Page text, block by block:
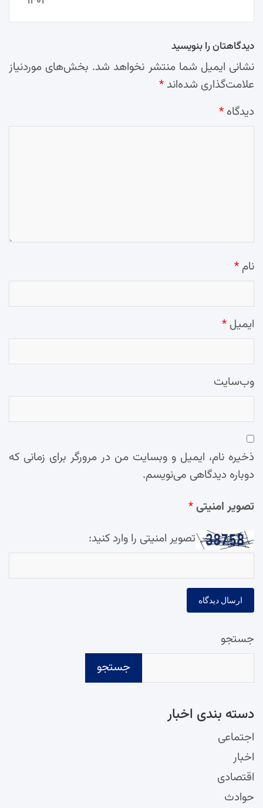
دیدگاهتان را بنویسید
نشانی ایمیل شما منتشر نخواهد شد. بخش‌های موردنیاز
علامت‌گذاری شده‌اند *
دیدگاه *
نام *
ایمیل *
وب‌سایت
ذخیره نام، ایمیل و وبسایت من در مرورگر برای زمانی که
دوباره دیدگاهی می‌نویسم.
تصویر امنیتی*
تصویر امنیتی را وارد کنید:
جستجو
جستجو
دسته‌ بندی اخبار
اجتماعی
اخبار
اقتصادی
حوادث